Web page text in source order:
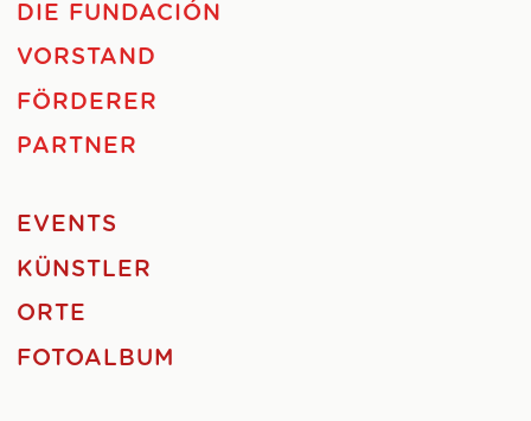
DIE FUNDACIÓN
VORSTAND
FÖRDERER
PARTNER
EVENTS
KÜNSTLER
ORTE
FOTOALBUM